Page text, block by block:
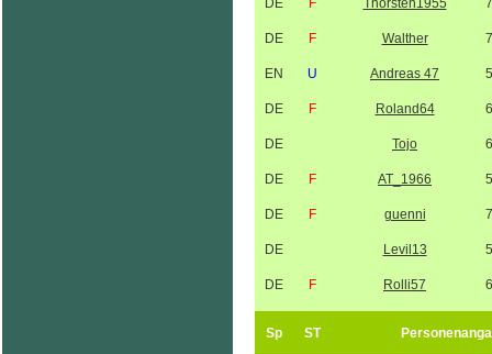
DE F Thorsten1955
DE F Walther
EN U Andreas 47
DE F Roland64
DE Tojo
DE F AT_1966
DE F guenni
DE Levil13
DE F Rolli57
Sp ST